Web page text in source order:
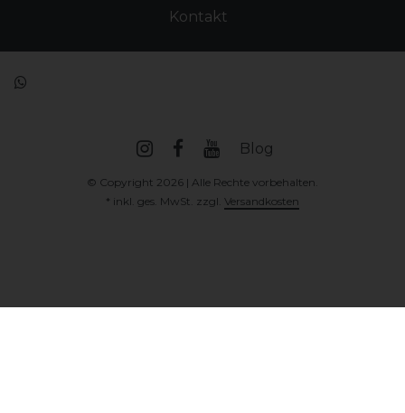
Kontakt
Blog
© Copyright 2026 | Alle Rechte vorbehalten.
* inkl. ges. MwSt. zzgl. Versandkosten